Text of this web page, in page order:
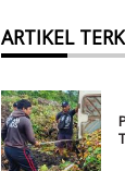
ARTIKEL